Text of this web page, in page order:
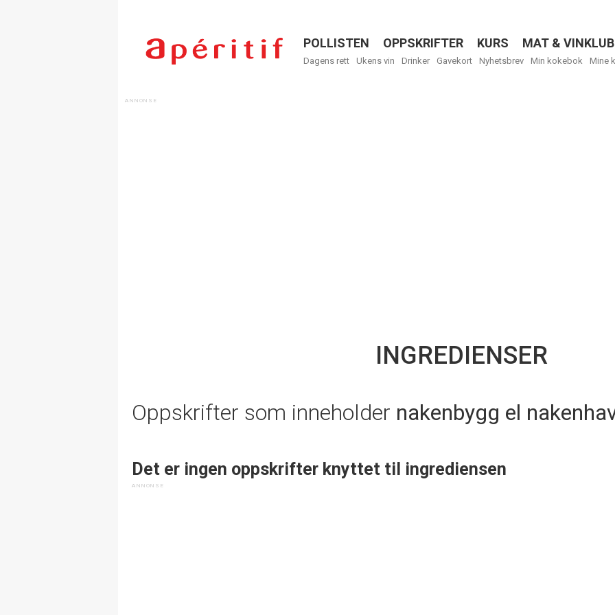
Menu
POLLISTEN OPPSKRIFTER KURS MAT &
Dagens rett Ukens vin Drinker Gavekort Nyhetsbrev Min kokebok Mine
INGREDIENSER
Oppskrifter som inneholder nakenbygg el
Det er ingen oppskrifter knyttet til ingrediensen